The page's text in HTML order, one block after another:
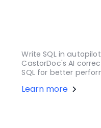
Write SQL in
CastorDoc's AI
SQL for better
Learn more